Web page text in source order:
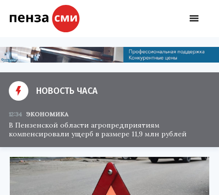
НОВОСТЬ ЧАСА
12:34 ЭКОНОМИКА
В Пензенской области агропредприятиям
компенсировали ущерб в размере 11,9 млн рублей